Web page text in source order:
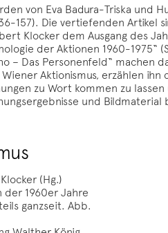
von Eva Badura-Triska und
157). Die vertiefenden
Klocker dem Ausgang des
der Aktionen 1960-
– Das Personenfeld“
Aktionismus, erzählen
zu Wort kommen zu
und
(Hg.)
der 1960er Jahre
ganzseit. Abb.